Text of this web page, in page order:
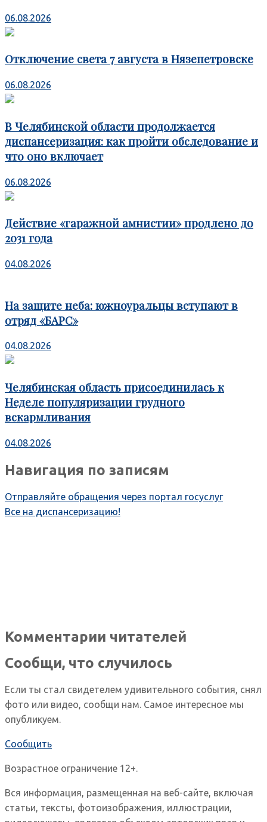
06.08.2026
Отключение света 7 августа в Нязепетровске
06.08.2026
В Челябинской области продолжается
диспансеризация: как пройти обследование и
что оно включает
06.08.2026
Действие «гаражной амнистии» продлено до
2031 года
04.08.2026
На защите неба: южноуральцы вступают в
отряд «БАРС»
04.08.2026
Челябинская область присоединилась к
Неделе популяризации грудного
вскармливания
04.08.2026
Навигация по записям
Отправляйте обращения через портал госуслуг
Все на диспансеризацию!
Комментарии читателей
Сообщи, что случилось
Если ты стал свидетелем удивительного события, снял
фото или видео, сообщи нам. Самое интересное мы
опубликуем.
Сообщить
Возрастное ограничение 12+.
Вся информация, размещенная на веб-сайте, включая
статьи, тексты, фотоизображения, иллюстрации,